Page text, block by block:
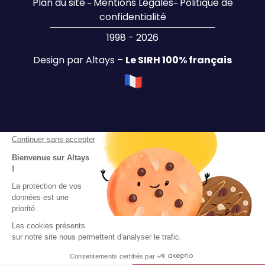
Continuer sans accepter
Bienvenue sur Altays
!
La protection de vos
données est une
priorité.
Les cookies présents
sur notre site nous permettent d'analyser le trafic.
Consentements certifiés par
– –
confidentialité
1998 - 2026
Design par Altays – Le SIRH 100% français